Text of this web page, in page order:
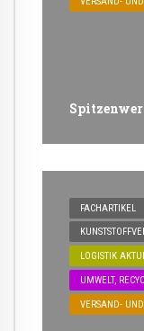
FACHARTIKEL
LOGISTIK
UMWELT,
VERSAND-